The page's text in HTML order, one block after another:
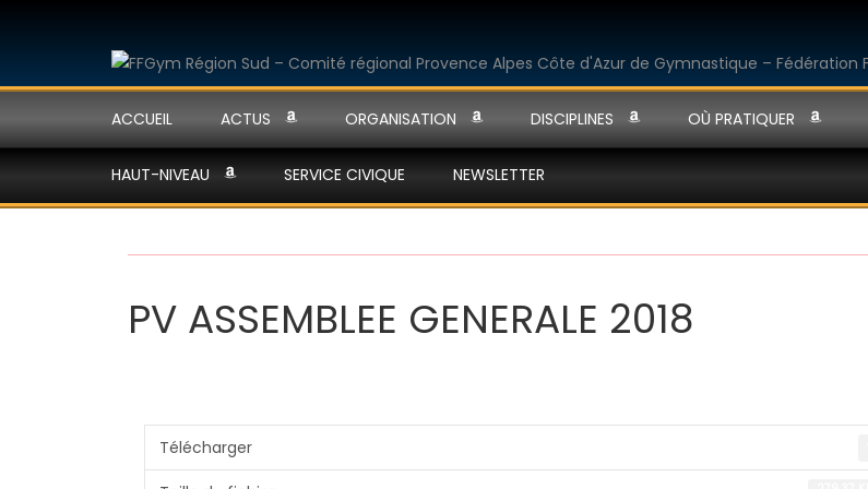
ACCUEIL ACTUS ORGANISATION DISCIPLINES OÙ PRATIQUER
HAUT-NIVEAU SERVICE CIVIQUE NEWSLETTER
PV ASSEMBLEE GENERALE 2018
Télécharger